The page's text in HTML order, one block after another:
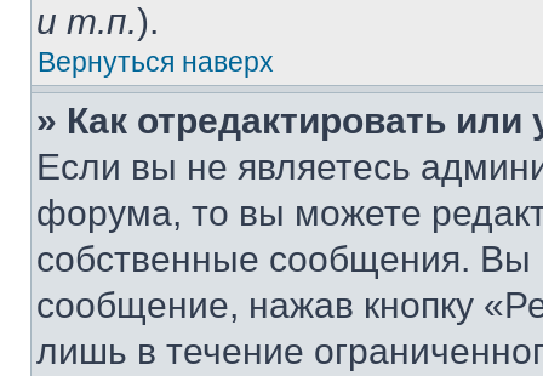
и т.п.).
Вернуться наверх
» Как отредактировать
Если вы не являетесь
форума, то вы можете
собственные сообщения. Вы
сообщение, нажав кнопку
лишь в течение